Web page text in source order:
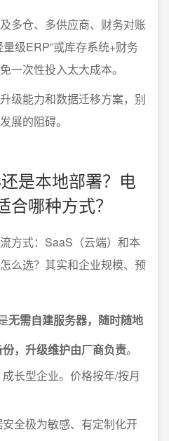
多仓、多供应商、财务对账
级ERP”或库存系统+财务
一次性投入太大成本。
级能力和数据迁移方案，别
展的阻碍。
是本地部署？电
哪种方式？
方式：SaaS（云端）和本
么选？其实和企业规模、预
无需自建服务器，随时随地
，升级维护由厂商负责。
长型企业。价格按年/按月
安全极为敏感、有定制化开